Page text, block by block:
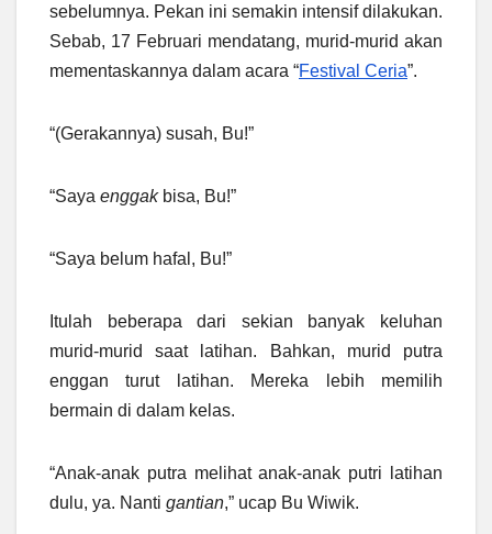
sebelumnya. Pekan ini semakin intensif dilakukan.
Sebab, 17 Februari mendatang, murid-murid akan
mementaskannya dalam acara “Festival Ceria”.
“(Gerakannya) susah, Bu!”
“Saya enggak bisa, Bu!”
“Saya belum hafal, Bu!”
Itulah beberapa dari sekian banyak keluhan
murid-murid saat latihan. Bahkan, murid putra
enggan turut latihan. Mereka lebih memilih
bermain di dalam kelas.
“Anak-anak putra melihat anak-anak putri latihan
dulu, ya. Nanti gantian,” ucap Bu Wiwik.